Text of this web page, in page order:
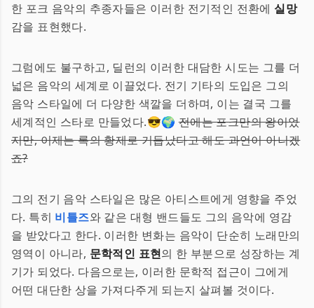
한 포크 음악의 추종자들은 이러한 전기적인 전환에 실망
감을 표현했다.
그럼에도 불구하고, 딜런의 이러한 대담한 시도는 그를 더
넓은 음악의 세계로 이끌었다. 전기 기타의 도입은 그의
음악 스타일에 더 다양한 색깔을 더하며, 이는 결국 그를
세계적인 스타로 만들었다.😎🌍전에는 포크만의 왕이었
지만, 이제는 록의 황제로 거듭났다고 해도 과언이 아니겠
죠?
그의 전기 음악 스타일은 많은 아티스트에게 영향을 주었
다. 특히 비틀즈와 같은 대형 밴드들도 그의 음악에 영감
을 받았다고 한다. 이러한 변화는 음악이 단순히 노래만의
영역이 아니라, 문학적인 표현의 한 부분으로 성장하는 계
기가 되었다. 다음으로는, 이러한 문학적 접근이 그에게
어떤 대단한 상을 가져다주게 되는지 살펴볼 것이다.